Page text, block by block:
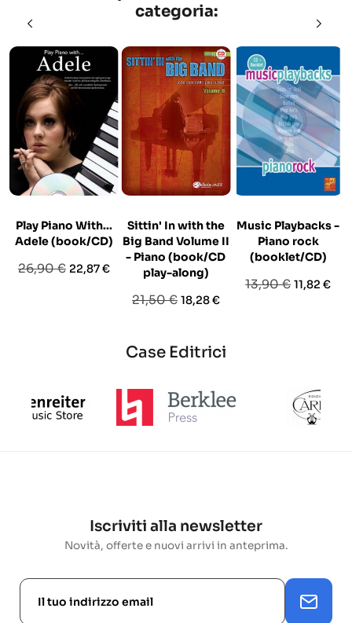
categoria:
Play Piano With...
Adele (book/CD)
Prezzo
26,90 € Prezzo
22,87 €
Sittin' In with the
Big Band Volume II
- Piano (book/CD
play-along)
Prezzo
21,50 € Prezzo
18,28 €
Music Playbacks -
Piano rock
(booklet/CD)
Prezzo
13,90 € Prezzo
11,82 €
Case Editrici
Iscriviti alla newsletter
Novità, offerte e nuovi arrivi in anteprima.